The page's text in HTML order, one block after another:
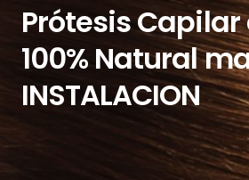
Prótesis Capilar
100% Natural
INSTALACION